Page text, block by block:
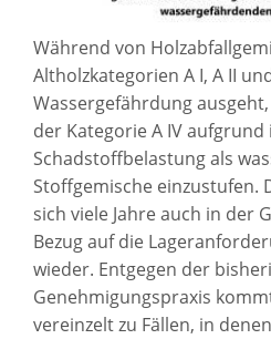
Während von
Altholzkategorien A I, A II
Wassergefährdung
der Kategorie A IV
Schadstoffbelastung als
Stoffgemische einzustufen.
sich viele Jahre auch in der
Bezug auf die
wieder. Entgegen der
Genehmigungspraxis
vereinzelt zu Fällen, in